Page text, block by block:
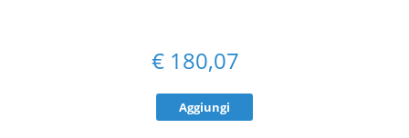
€ 180,07
Aggiungi